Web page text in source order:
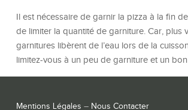
Il est nécessaire de garnir la pizza à la fin
de limiter la quantité de garniture. Car, plus
garnitures libèrent de l’eau lors de la
limitez-vous à un peu de garniture et un
Mentions Légales – Nous Contacter